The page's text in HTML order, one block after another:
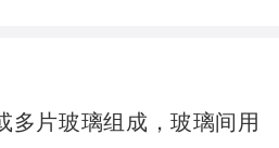
多片玻璃组成，玻璃间用